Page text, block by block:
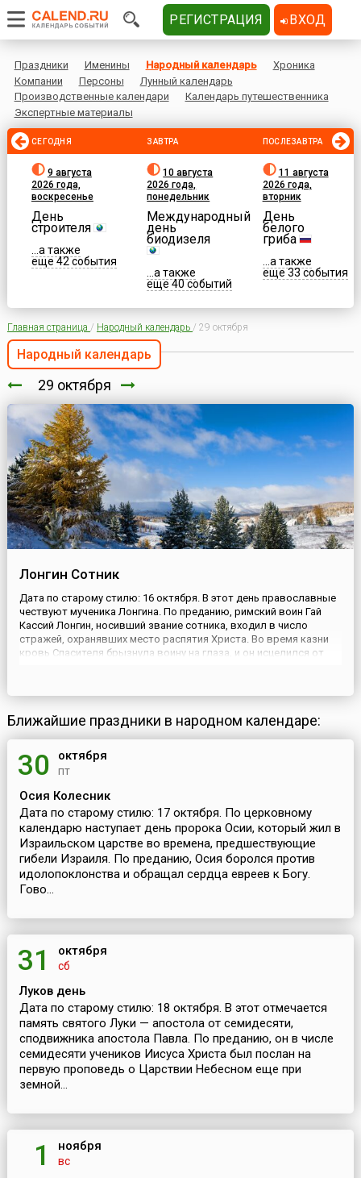
Праздники Именины Народный календарь
Хроника
Компании
Персоны
Лунный календарь
Производственные календари
Календарь путешественника
Экспертные материалы
СЕГОДНЯ
9 августа
2026 года,
воскресенье
День
строителя
...а также
еще 42 события
ЗАВТРА
10 августа
2026 года,
понедельник
Международный
день
биодизеля
...а также
еще 40 событий
ПОСЛЕЗАВТРА
11 августа
2026 года,
вторник
День
белого
гриба
...а также
еще 33 события
Главная страница / Народный календарь / 29 октября
Народный календарь
29 октября
Лонгин Сотник
Дата по старому стилю: 16 октября. В этот день православные
чествуют мученика Лонгина. По преданию, римский воин Гай
Кассий Лонгин, носивший звание сотника, входил в число
стражей, охранявших место распятия Христа. Во время казни
кровь Спасителя брызнула воину на глаза, и он исцелился от
Ближайшие праздники в народном календаре:
30 октября
пт
Осия Колесник
Дата по старому стилю: 17 октября. По церковному
календарю наступает день пророка Осии, который жил в
Израильском царстве во времена, предшествующие
гибели Израиля. По преданию, Осия боролся против
идолопоклонства и обращал сердца евреев к Богу.
Гово...
31 октября
сб
Луков день
Дата по старому стилю: 18 октября. В этот отмечается
память святого Луки — апостола от семидесяти,
сподвижника апостола Павла. По преданию, он в числе
семидесяти учеников Иисуса Христа был послан на
первую проповедь о Царствии Небесном еще при
земной...
1 ноября
вс
РЕГИСТРАЦИЯ ВХОД